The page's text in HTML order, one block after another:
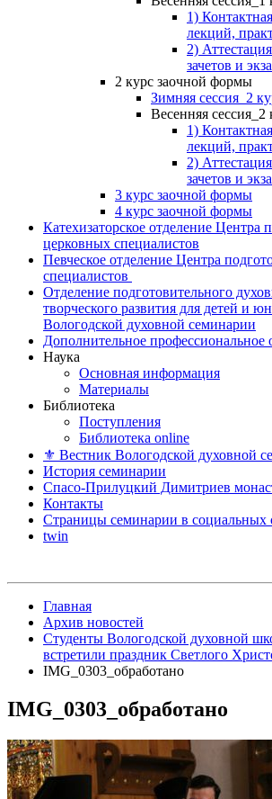
1)
лекций,
2)
зачетов и
2 курс заочной формы
Зимняя сессия_2
Весенняя сессия_2
1)
лекций,
2)
зачетов и
3 курс заочной формы
4 курс заочной формы
Катехизаторское отделение Центра
церковных специалистов
Певческое отделение Центра
специалистов
Отделение подготовительного
творческого развития для детей и
Вологодской духовной семинарии
Дополнительное профессиональное
Наука
Основная информация
Материалы
Библиотека
Поступления
Библиотека online
⚜ Вестник Вологодской духовной
История семинарии
Спасо-Прилуцкий Димитриев
Контакты
Страницы семинарии в социальных
twin
Главная
Архив новостей
Студенты Вологодской духовной
встретили праздник Светлого
IMG_0303_обработано
IMG_0303_обработано